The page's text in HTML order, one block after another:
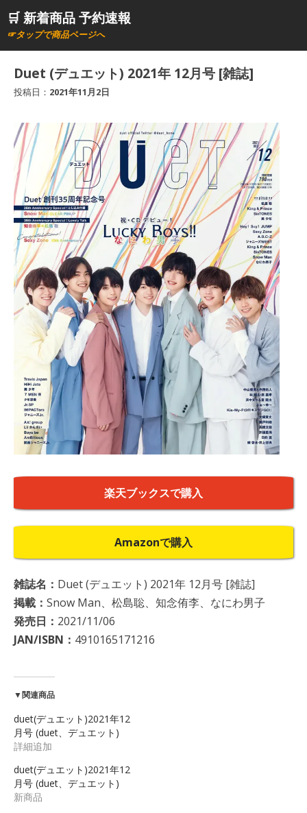
ン🛒 新着商品 予約速報
☞タップで商品ページへ
Duet (デュエット) 2021年 12月号 [雑誌]
投稿日： 2021年11月2日
楽天ブックスで購入
Amazonで購入
雑誌名： Duet (デュエット) 2021年 12月号 [雑誌]
掲載： Snow Man、松島聡、知念侑李、なにわ男子
発売日： 2021/11/06
JAN/ISBN： 4910165171216
▼関連商品
duet(デュエット)2021年12
月号 (duet、デュエット)
詳細追加
duet(デュエット)2021年12
月号 (duet、デュエット)
新商品